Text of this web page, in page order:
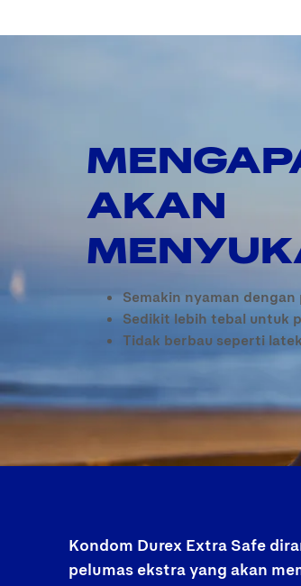
AKAN
Semakin nyaman
Sedikit lebih tebal untuk
Tidak berbau seperti
Kondom Durex Extra Safe
pelumas ekstra yang akan